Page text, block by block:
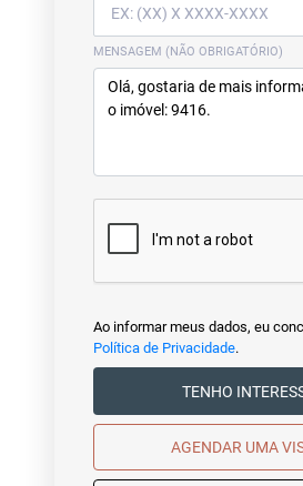
MENSAGEM (NÃO OBRIGATÓRIO)
Ao informar meus dados, eu
Política de Privacidade.
TENHO
AGENDAR